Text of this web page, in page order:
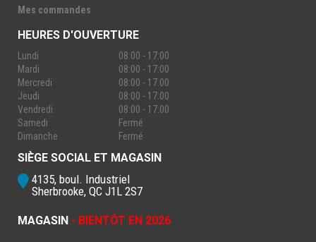
Mes commandes
HEURES D'OUVERTURE
Lundi
08:00 - 17:00
Mardi
08:00 - 17:00
Mercredi
08:00 - 17:00
Jeudi
08:00 - 17:00
Vendredi
08:00 - 17:00
Samedi
Fermé
Dimanche
Fermé
SIÈGE SOCIAL ET MAGASIN
4135, boul. Industriel
Sherbrooke, QC J1L 2S7
MAGASIN - BIENTÔT EN 2026